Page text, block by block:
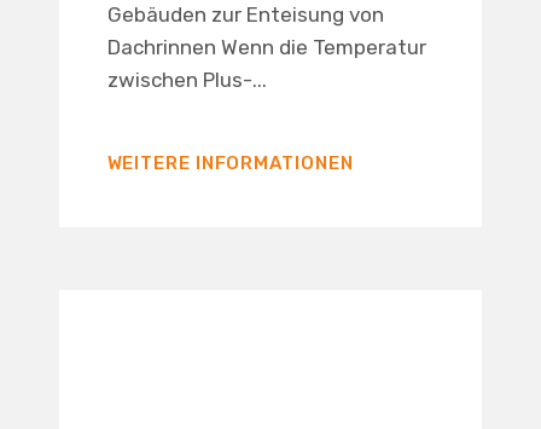
Gebäuden zur Enteisung von
Dachrinnen Wenn die Temperatur
zwischen Plus-...
WEITERE INFORMATIONEN